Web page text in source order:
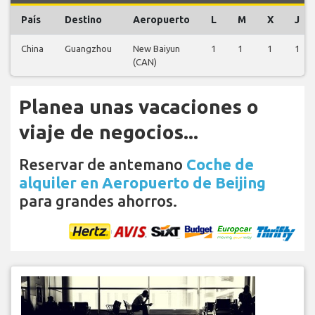
País Destino Aeropuerto L M X J
China Guangzhou
New Baiyun
(CAN)
1 1 1 1
Planea unas vacaciones o
viaje de negocios...
Reservar de antemano Coche de
alquiler en Aeropuerto de Beijing
para grandes ahorros.